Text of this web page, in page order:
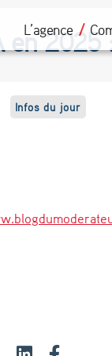
L’agence
en
Infos du jour